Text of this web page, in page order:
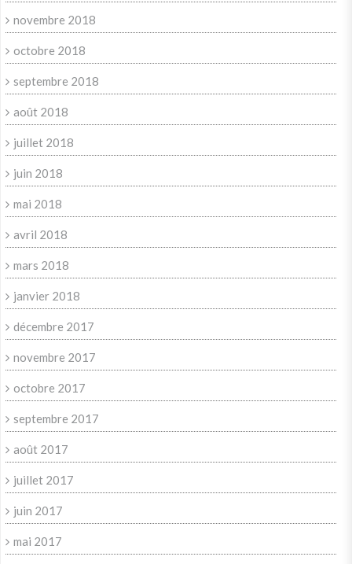
novembre 2018
octobre 2018
septembre 2018
août 2018
juillet 2018
juin 2018
mai 2018
avril 2018
mars 2018
janvier 2018
décembre 2017
novembre 2017
octobre 2017
septembre 2017
août 2017
juillet 2017
juin 2017
mai 2017